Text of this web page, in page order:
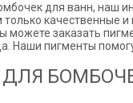
для ванн, наш
качественные
можете заказать
Наши пигменты